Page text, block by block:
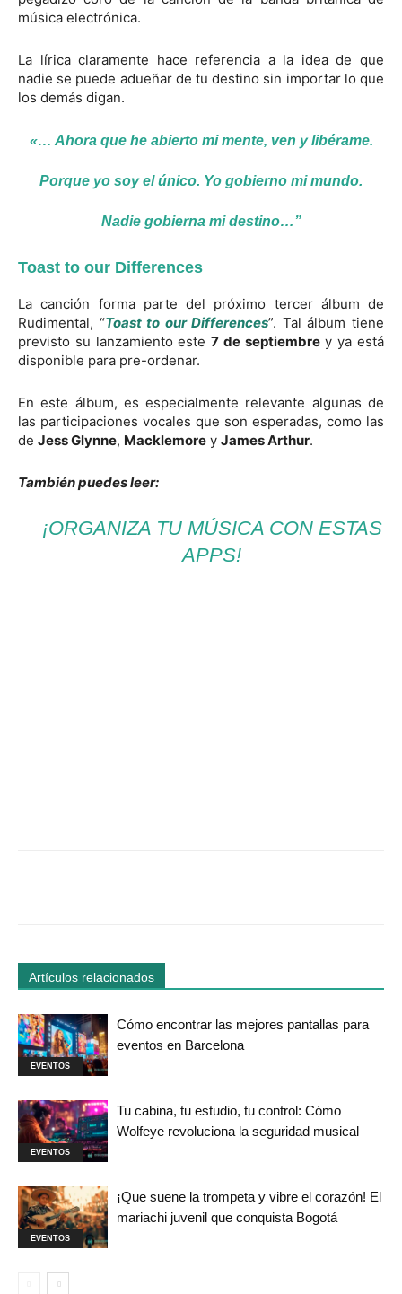
música electrónica.
La lírica claramente hace referencia a la idea de que
nadie se puede adueñar de tu destino sin importar lo que
los demás digan.
«… Ahora que he abierto mi mente, ven y libérame.
Porque yo soy el único. Yo gobierno mi mundo.
Nadie gobierna mi destino…”
Toast to our Differences
La canción forma parte del próximo tercer álbum de
Rudimental, “Toast to our Differences”. Tal álbum tiene
previsto su lanzamiento este7 de septiembrey ya está
disponible para pre-ordenar.
En este álbum, es especialmente relevante algunas de
las participaciones vocales que son esperadas, como las
de Jess Glynne, Macklemore y James Arthur.
También puedes leer:
¡ORGANIZA TU MÚSICA CON ESTAS
APPS!
Artículos relacionados
EVENTOS
Cómo encontrar las mejores pantallas para
eventos en Barcelona
EVENTOS
Tu cabina, tu estudio, tu control: Cómo
Wolfeye revoluciona la seguridad musical
EVENTOS
¡Que suene la trompeta y vibre el corazón! El
mariachi juvenil que conquista Bogotá